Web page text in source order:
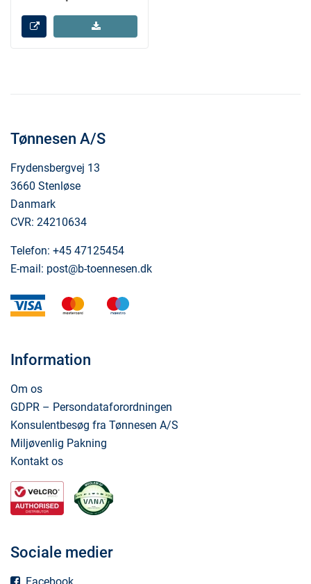
Tønnesen A/S
Frydensbergvej 13
3660 Stenløse
Danmark
CVR: 24210634
Telefon: +45 47125454
E-mail: post@b-toennesen.dk
visa mastercard
Information
Om os
GDPR – Persondataforordningen
Konsulentbesøg fra Tønnesen A/S
Miljøvenlig Pakning
Kontakt os
Sociale medier